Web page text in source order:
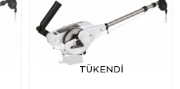
TÜKENDI